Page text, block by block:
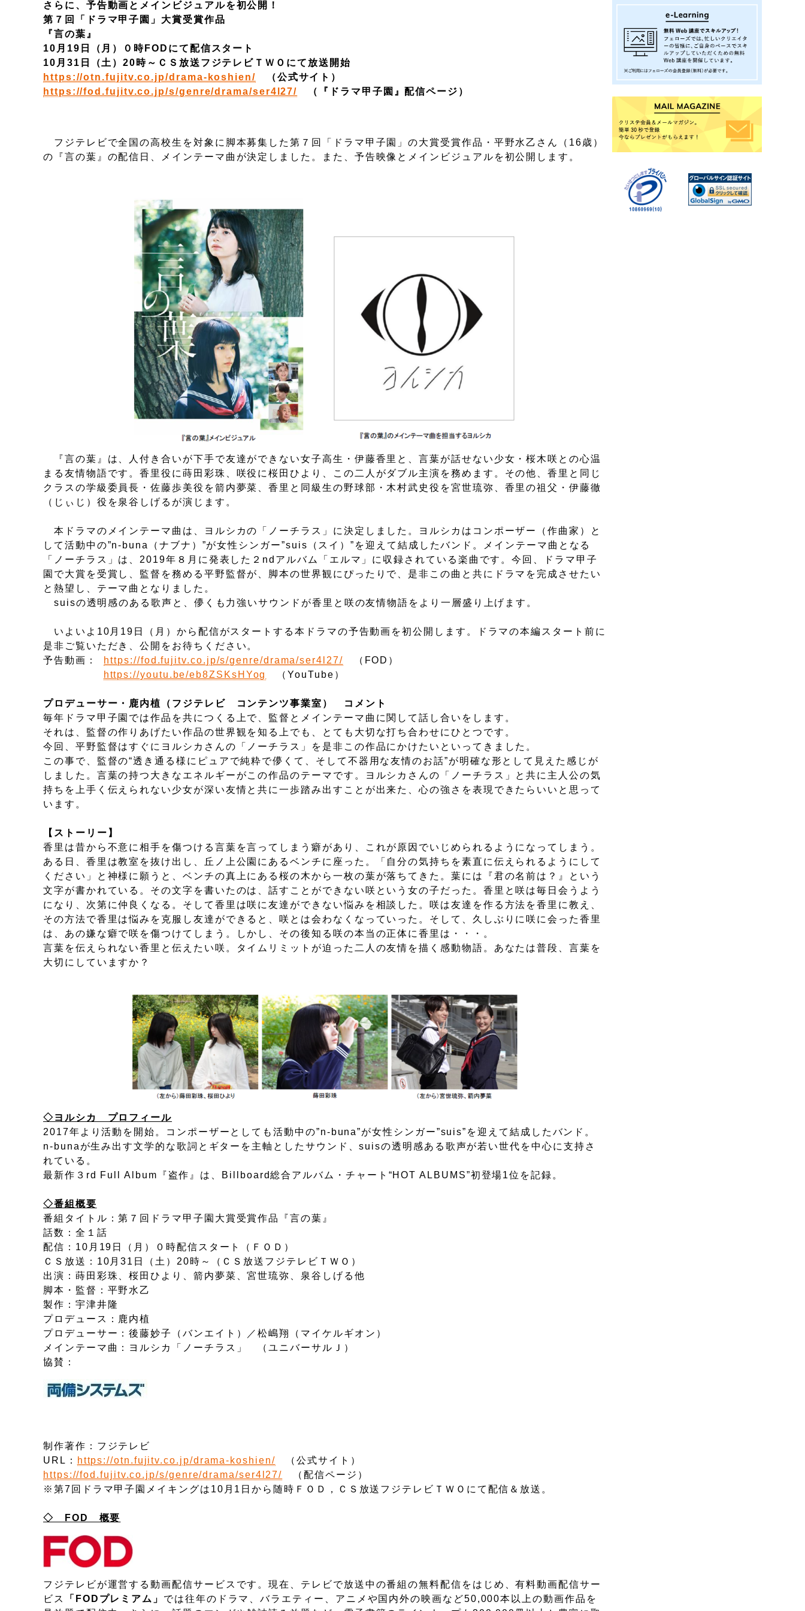
さらに、予告動画とメインビジュアルを初公開！
第７回「ドラマ甲子園」大賞受賞作品
『言の葉』
10月19日（月）０時FODにて配信スタート
10月31日（土）20時～ＣＳ放送フジテレビＴＷＯにて放送開始
https://otn.fujitv.co.jp/drama-koshien/ （公式サイト）
https://fod.fujitv.co.jp/s/genre/drama/ser4l27/ （『ドラマ甲子園』配信ページ）
フジテレビで全国の高校生を対象に脚本募集した第７回「ドラマ甲子園」の大賞受賞作品・平野水乙さん（16歳）
の『言の葉』の配信日、メインテーマ曲が決定しました。また、予告映像とメインビジュアルを初公開します。
『言の葉』は、人付き合いが下手で友達ができない女子高生・伊藤香里と、言葉が話せない少女・桜木咲との心温
まる友情物語です。香里役に蒔田彩珠、咲役に桜田ひより、この二人がダブル主演を務めます。その他、香里と同じ
クラスの学級委員長・佐藤歩美役を箭内夢菜、香里と同級生の野球部・木村武史役を宮世琉弥、香里の祖父・伊藤徹
（じぃじ）役を泉谷しげるが演じます。
本ドラマのメインテーマ曲は、ヨルシカの「ノーチラス」に決定しました。ヨルシカはコンポーザー（作曲家）と
して活動中の”n-buna（ナブナ）”が女性シンガー”suis（スイ）”を迎えて結成したバンド。メインテーマ曲となる
「ノーチラス」は、2019年８月に発表した２ndアルバム「エルマ」に収録されている楽曲です。今回、ドラマ甲子
園で大賞を受賞し、監督を務める平野監督が、脚本の世界観にぴったりで、是非この曲と共にドラマを完成させたい
と熱望し、テーマ曲となりました。
suisの透明感のある歌声と、儚くも力強いサウンドが香里と咲の友情物語をより一層盛り上げます。
いよいよ10月19日（月）から配信がスタートする本ドラマの予告動画を初公開します。ドラマの本編スタート前に
是非ご覧いただき、公開をお待ちください。
予告動画： https://fod.fujitv.co.jp/s/genre/drama/ser4l27/ （FOD）
https://youtu.be/eb8ZSKsHYog
（YouTube）
プロデューサー・鹿内植（フジテレビ コンテンツ事業室） コメント
毎年ドラマ甲子園では作品を共につくる上で、監督とメインテーマ曲に関して話し合いをします。
それは、監督の作りあげたい作品の世界観を知る上でも、とても大切な打ち合わせにひとつです。
今回、平野監督はすぐにヨルシカさんの「ノーチラス」を是非この作品にかけたいといってきました。
この事で、監督の“透き通る様にピュアで純粋で儚くて、そして不器用な友情のお話”が明確な形として見えた感じが
しました。言葉の持つ大きなエネルギーがこの作品のテーマです。ヨルシカさんの「ノーチラス」と共に主人公の気
持ちを上手く伝えられない少女が深い友情と共に一歩踏み出すことが出来た、心の強さを表現できたらいいと思って
います。
【ストーリー】
香里は昔から不意に相手を傷つける言葉を言ってしまう癖があり、これが原因でいじめられるようになってしまう。
ある日、香里は教室を抜け出し、丘ノ上公園にあるベンチに座った。「自分の気持ちを素直に伝えられるようにして
ください」と神様に願うと、ベンチの真上にある桜の木から一枚の葉が落ちてきた。葉には『君の名前は？』という
文字が書かれている。その文字を書いたのは、話すことができない咲という女の子だった。香里と咲は毎日会うよう
になり、次第に仲良くなる。そして香里は咲に友達ができない悩みを相談した。咲は友達を作る方法を香里に教え、
その方法で香里は悩みを克服し友達ができると、咲とは会わなくなっていった。そして、久しぶりに咲に会った香里
は、あの嫌な癖で咲を傷つけてしまう。しかし、その後知る咲の本当の正体に香里は・・・。
言葉を伝えられない香里と伝えたい咲。タイムリミットが迫った二人の友情を描く感動物語。あなたは普段、言葉を
大切にしていますか？
◇ヨルシカ プロフィール
2017年より活動を開始。コンポーザーとしても活動中の”n-buna”が女性シンガー”suis”を迎えて結成したバンド。
n-bunaが生み出す文学的な歌詞とギターを主軸としたサウンド、suisの透明感ある歌声が若い世代を中心に支持さ
れている。
最新作３rd Full Album『盗作』は、Billboard総合アルバム・チャート“HOT ALBUMS”初登場1位を記録。
◇番組概要
番組タイトル：第７回ドラマ甲子園大賞受賞作品『言の葉』
話数：全１話
配信：10月19日（月）０時配信スタート（ＦＯＤ）
ＣＳ放送：10月31日（土）20時～（ＣＳ放送フジテレビＴＷＯ）
出演：蒔田彩珠、桜田ひより、箭内夢菜、宮世琉弥、泉谷しげる他
脚本・監督：平野水乙
製作：宇津井隆
プロデュース：鹿内植
プロデューサー：後藤妙子（バンエイト）／松嶋翔（マイケルギオン）
メインテーマ曲：ヨルシカ「ノーチラス」 （ユニバーサルＪ）
協賛：
制作著作：フジテレビ
URL：
https://otn.fujitv.co.jp/drama-koshien/ （公式サイト）
https://fod.fujitv.co.jp/s/genre/drama/ser4l27/ （配信ページ）
※第7回ドラマ甲子園メイキングは10月1日から随時ＦＯＤ，ＣＳ放送フジテレビＴＷＯにて配信＆放送。
◇ FOD 概要
フジテレビが運営する動画配信サービスです。現在、テレビで放送中の番組の無料配信をはじめ、有料動画配信サー
ビス
「FODプレミアム」 では往年のドラマ、バラエティー、アニメや国内外の映画など50,000本以上の動画作品を